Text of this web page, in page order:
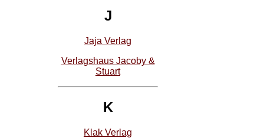
J
Jaja Verlag
Verlagshaus Jacoby &
Stuart
K
Klak Verlag